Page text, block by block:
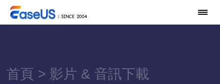
首頁 > 影片 & 音訊下載